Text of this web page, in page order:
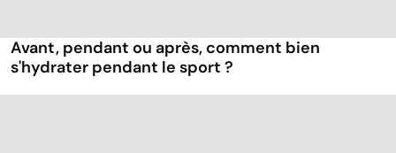
Avant, pendant ou après, comment bien
s'hydrater pendant le sport ?